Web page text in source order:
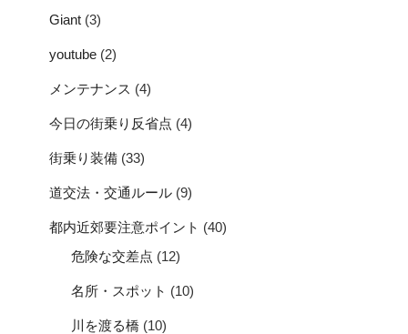
Giant (3)
youtube (2)
メンテナンス (4)
今日の街乗り反省点 (4)
街乗り装備 (33)
道交法・交通ルール (9)
都内近郊要注意ポイント (40)
危険な交差点 (12)
名所・スポット (10)
川を渡る橋 (10)